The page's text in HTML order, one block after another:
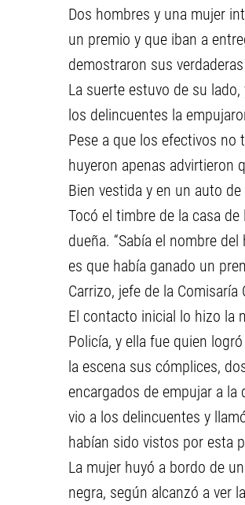
Dos hombres y una mujer
un premio y que iban a
demostraron sus
La suerte estuvo de su
los delincuentes la
Pese a que los efectivos no
huyeron apenas advirtieron
Bien vestida y en un auto
Tocó el timbre de la casa
dueña. “Sabía el nombre
es que había ganado un
Carrizo, jefe de la
El contacto inicial lo hizo la
Policía, y ella fue quien
la escena sus cómplices,
encargados de empujar a la
vio a los delincuentes y
habían sido vistos por esta
La mujer huyó a bordo de
negra, según alcanzó a ver